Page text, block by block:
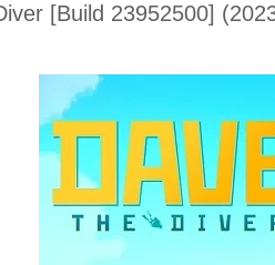
[Build 23952500]